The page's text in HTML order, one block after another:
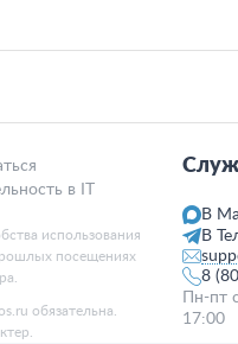
в IT
использования
посещениях
обязательна.
В
В
8
Пн-пт
17:00